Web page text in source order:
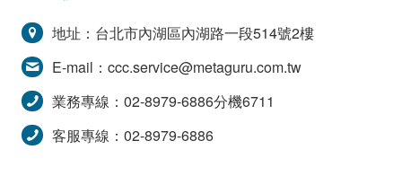
地址：台北市內湖區內湖路一段514號2樓
E-mail： ccc.service@metaguru.com.tw
業務專線：02-8979-6886分機6711
客服專線：02-8979-6886